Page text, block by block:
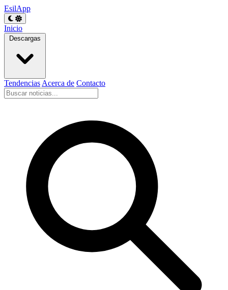
EsilApp
Inicio
Descargas
Tendencias Acerca de Contacto